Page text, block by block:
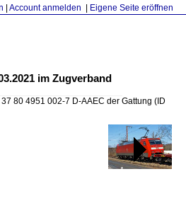
Account anmelden Eigene Seite eröffnen
im Zugverband
80 4951 002-7 D-AAEC der Gattung (ID